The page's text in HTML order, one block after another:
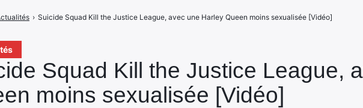
Squad Kill the Justice League,
moins sexualisée [Vidéo]
› Suicide Squad Kill the Justice League, avec une Harley Queen moins sexualisée [Vidéo]